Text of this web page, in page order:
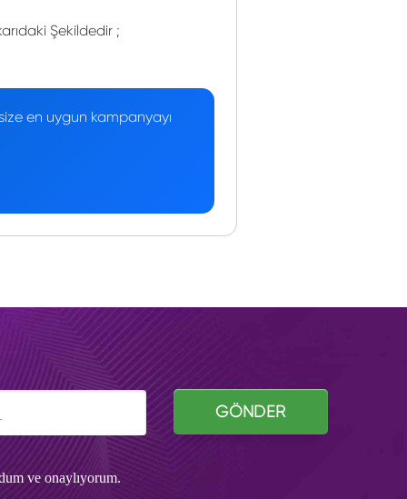
Şekildedir ;
en uygun kampanyayı
GÖNDER
ve onaylıyorum.